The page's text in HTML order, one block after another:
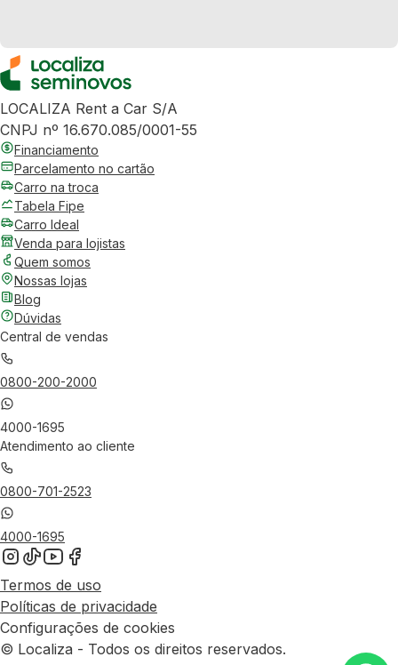
LOCALIZA Rent a Car S/A
CNPJ nº 16.670.085/0001-55
Financiamento
Parcelamento no cartão
Carro na troca
Tabela Fipe
Carro Ideal
Venda para lojistas
Quem somos
Nossas lojas
Blog
Dúvidas
Central de vendas
0800-200-2000
4000-1695
Atendimento ao cliente
0800-701-2523
4000-1695
Termos de uso
Políticas de privacidade
Configurações de cookies
© Localiza - Todos os direitos reservados.